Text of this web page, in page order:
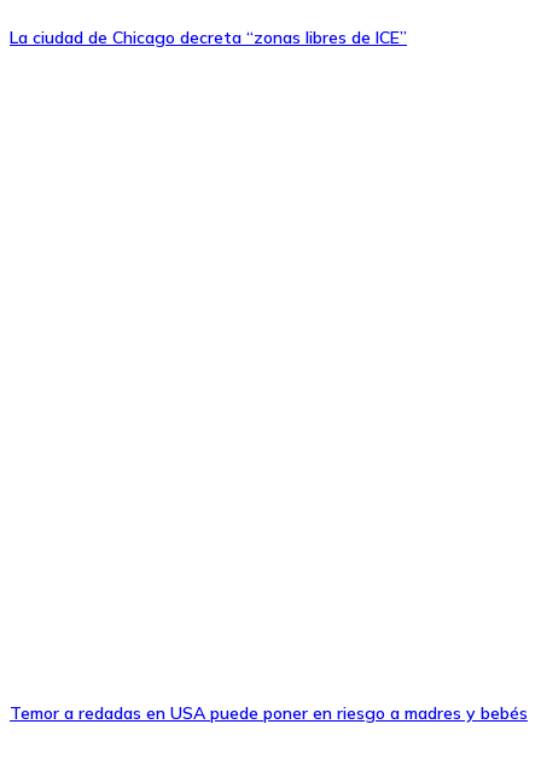
La ciudad de Chicago decreta “zonas libres de ICE”
Temor a redadas en USA puede poner en riesgo a madres y bebés